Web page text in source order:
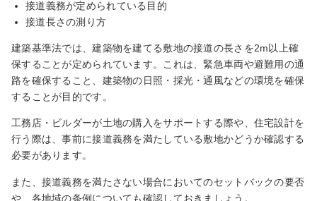
接道義務が定められている目的
接道長さの測り方
建築基準法では、建築物を建てる敷地の接道の長さを2m以上確
保することが定められています。これは、緊急車両や避難用の通
路を確保すること、建築物の日照・採光・通風などの環境を確保
することが目的です。
工務店・ビルダーが土地の購入をサポートする際や、住宅設計を
行う際は、事前に接道義務を満たしている敷地かどうか確認する
必要があります。
また、接道義務を満たさない場合においてのセットバックの要否
や、各地域の条例についても確認しておきましょう。